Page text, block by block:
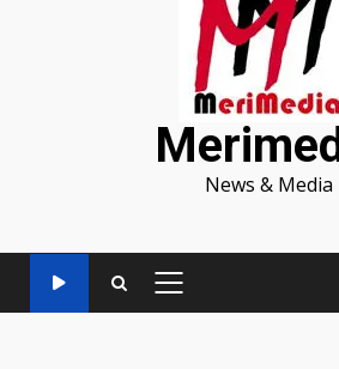
News & Media
PRIMARY